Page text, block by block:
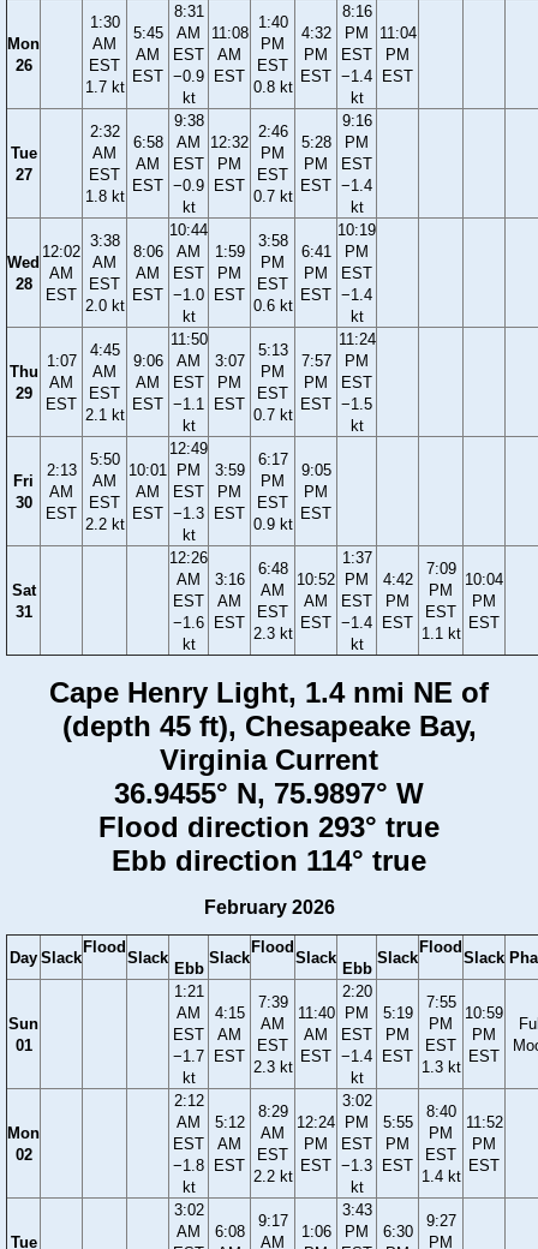
Mon
26
1:30
AM
EST
1.7 kt
5:45
AM
EST
8:31
AM
EST
−0.9
kt
11:08
AM
EST
1:40
PM
EST
0.8 kt
4:32
PM
EST
8:16
PM
EST
−1.4
kt
11:04
PM
EST
Tue
27
2:32
AM
EST
1.8 kt
6:58
AM
EST
9:38
AM
EST
−0.9
kt
12:32
PM
EST
2:46
PM
EST
0.7 kt
5:28
PM
EST
9:16
PM
EST
−1.4
kt
Wed
28
12:02
AM
EST
3:38
AM
EST
2.0 kt
8:06
AM
EST
10:44
AM
EST
−1.0
kt
1:59
PM
EST
3:58
PM
EST
0.6 kt
6:41
PM
EST
10:19
PM
EST
−1.4
kt
Thu
29
1:07
AM
EST
4:45
AM
EST
2.1 kt
9:06
AM
EST
11:50
AM
EST
−1.1
kt
3:07
PM
EST
5:13
PM
EST
0.7 kt
7:57
PM
EST
11:24
PM
EST
−1.5
kt
Fri
30
2:13
AM
EST
5:50
AM
EST
2.2 kt
10:01
AM
EST
12:49
PM
EST
−1.3
kt
3:59
PM
EST
6:17
PM
EST
0.9 kt
9:05
PM
EST
Sat
31
12:26
AM
EST
−1.6
kt
3:16
AM
EST
6:48
AM
EST
2.3 kt
10:52
AM
EST
1:37
PM
EST
−1.4
kt
4:42
PM
EST
7:09
PM
EST
1.1 kt
10:04
PM
EST
Cape Henry Light, 1.4 nmi NE of
(depth 45 ft), Chesapeake Bay,
Virginia Current
36.9455° N, 75.9897° W
Flood direction 293° true
Ebb direction 114° true
February 2026
Day Slack
Flood
Slack
Ebb
Slack
Flood
Slack
Ebb
Slack
Flood
Slack
Sun
01
1:21
AM
EST
−1.7
kt
4:15
AM
EST
7:39
AM
EST
2.3 kt
11:40
AM
EST
2:20
PM
EST
−1.4
kt
5:19
PM
EST
7:55
PM
EST
1.3 kt
10:59
PM
EST
Mon
02
2:12
AM
EST
−1.8
kt
5:12
AM
EST
8:29
AM
EST
2.2 kt
12:24
PM
EST
3:02
PM
EST
−1.3
kt
5:55
PM
EST
8:40
PM
EST
1.4 kt
11:52
PM
EST
Tue
3:02
AM
6:08
9:17
AM
1:06
3:43
PM
6:30
9:27
PM